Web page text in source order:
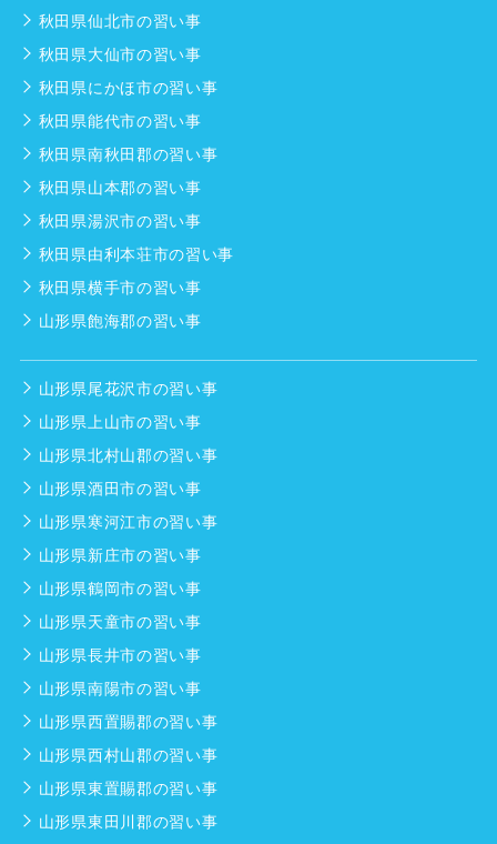
秋田県仙北市の習い事
秋田県大仙市の習い事
秋田県にかほ市の習い事
秋田県能代市の習い事
秋田県南秋田郡の習い事
秋田県山本郡の習い事
秋田県湯沢市の習い事
秋田県由利本荘市の習い事
秋田県横手市の習い事
山形県飽海郡の習い事
山形県尾花沢市の習い事
山形県上山市の習い事
山形県北村山郡の習い事
山形県酒田市の習い事
山形県寒河江市の習い事
山形県新庄市の習い事
山形県鶴岡市の習い事
山形県天童市の習い事
山形県長井市の習い事
山形県南陽市の習い事
山形県西置賜郡の習い事
山形県西村山郡の習い事
山形県東置賜郡の習い事
山形県東田川郡の習い事